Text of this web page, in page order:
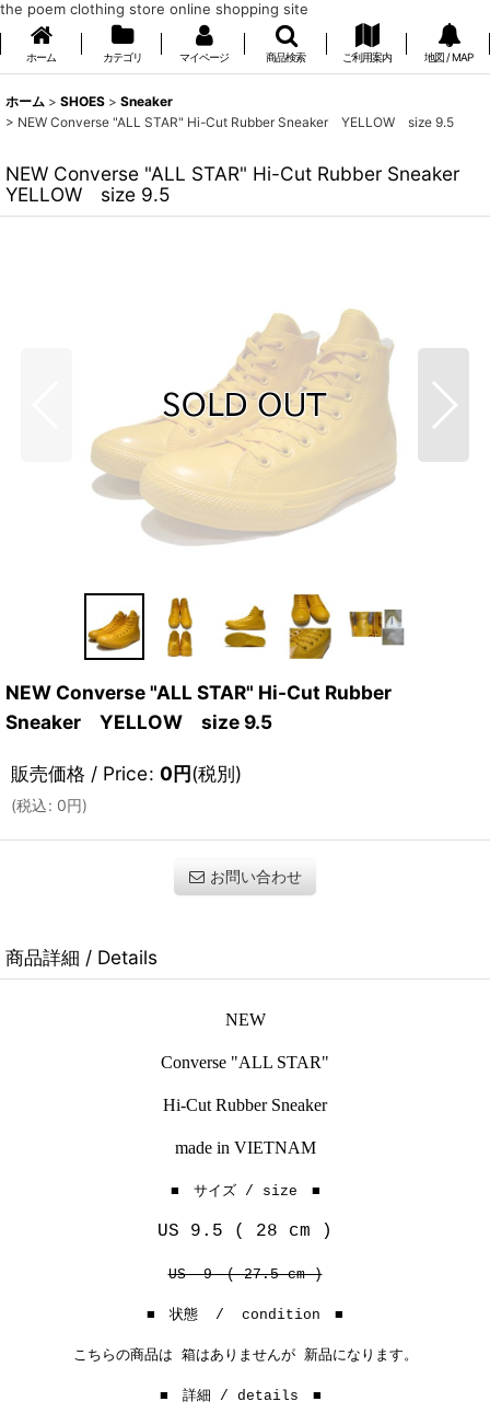
the poem clothing store online shopping site
ホーム カテゴリ マイページ 商品検索 ご利用案内 地図 / MAP
ホーム > SHOES > Sneaker
> NEW Converse "ALL STAR" Hi-Cut Rubber Sneaker YELLOW size 9.5
NEW Converse "ALL STAR" Hi-Cut Rubber Sneaker
YELLOW size 9.5
NEW Converse "ALL STAR" Hi-Cut Rubber
Sneaker YELLOW size 9.5
販売価格 / Price: 0円(税別)
(税込: 0円)
お問い合わせ
商品詳細 / Details
NEW
Converse "ALL STAR"
Hi-Cut Rubber Sneaker
made in VIETNAM
■ サイズ / size ■
US 9.5 ( 28 cm )
US 9 ( 27.5 cm )
■ 状態 / condition ■
こちらの商品は 箱はありませんが 新品になります。
■ 詳細 / details ■